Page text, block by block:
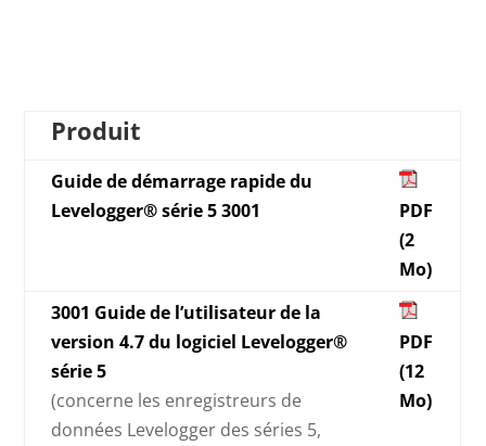
Produit
Guide de démarrage rapide du
Levelogger® série 5 3001
PDF
(2
Mo)
3001 Guide de l’utilisateur de la
version 4.7 du logiciel Levelogger®
série 5
(concerne les enregistreurs de
données Levelogger des séries 5,
PDF
(12
Mo)